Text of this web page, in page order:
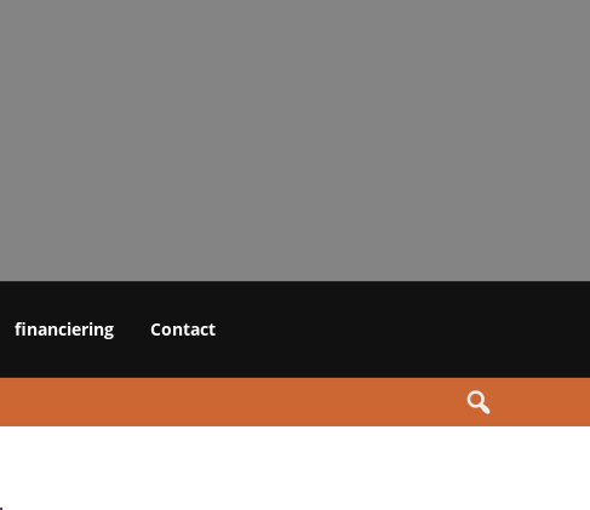
financiering Contact